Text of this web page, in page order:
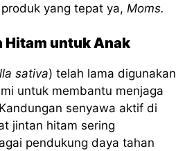
yang tepat ya, Moms.
Hitam untuk Anak
sativa) telah lama digunakan
untuk membantu menjaga
senyawa aktif di
jintan hitam sering
pendukung daya tahan